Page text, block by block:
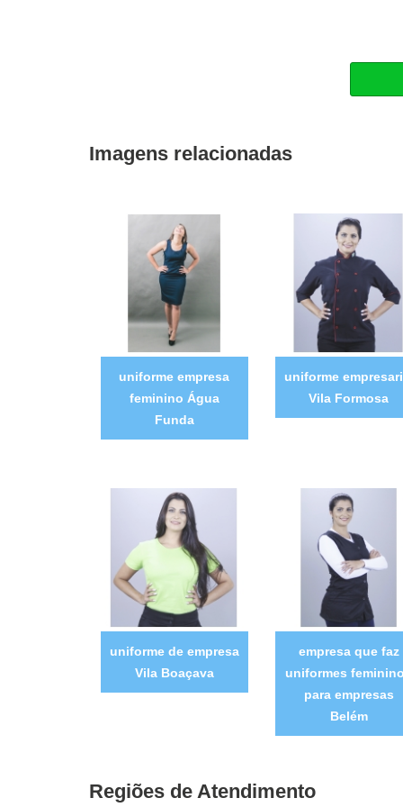
Imagens relacionadas
uniforme empresa
feminino Água
Funda
uniforme
Vila Formosa
uniforme de empresa
Vila Boaçava
empresa que faz
uniformes
para empresas
Belém
Regiões de Atendimento